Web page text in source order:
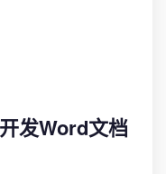
发Word文档